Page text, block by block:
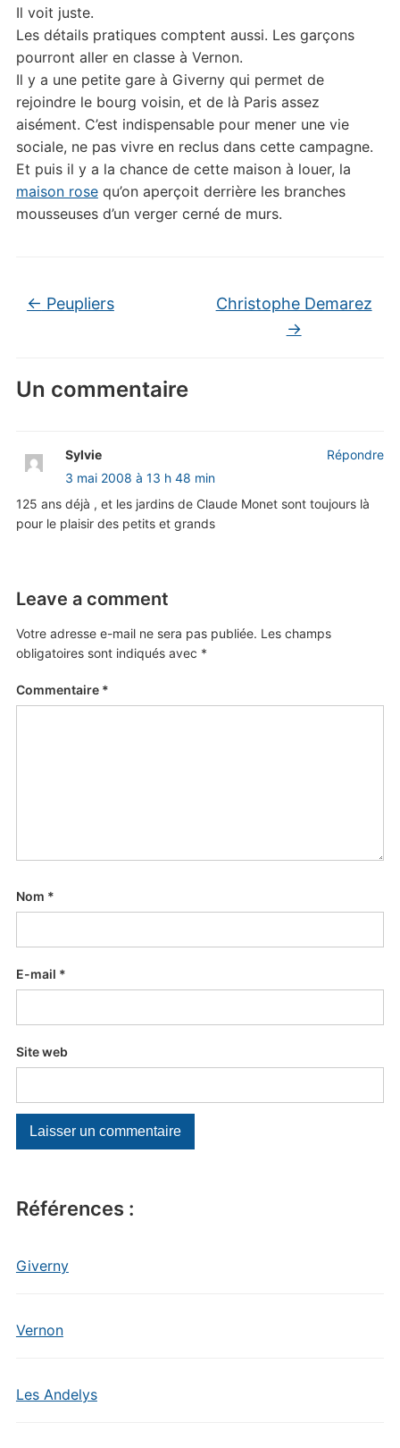
Références :
Giverny
Vernon
Les Andelys
Il voit juste.
Les détails pratiques comptent aussi. Les garçons
pourront aller en classe à Vernon.
Il y a une petite gare à Giverny qui permet de
rejoindre le bourg voisin, et de là Paris assez
aisément. C’est indispensable pour mener une vie
sociale, ne pas vivre en reclus dans cette campagne.
Et puis il y a la chance de cette maison à louer, la
maison rosequ’on aperçoit derrière les branches
mousseuses d’un verger cerné de murs.
← Peupliers
Christophe Demarez
→
Un commentaire
Sylvie
3 mai 2008 à 13 h 48 min
125 ans déjà , et les jardins de Claude Monet sont toujours là
pour le plaisir des petits et grands
Répondre
Leave a comment
Votre adresse e-mail ne sera pas publiée. Les champs
obligatoires sont indiqués avec *
Commentaire *
Nom *
E-mail *
Site web